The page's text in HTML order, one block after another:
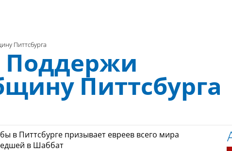
Питтсбурга
Поддержи
Питтсбурга
в Питтсбурге призывает евреев всего мира
в Шаббат